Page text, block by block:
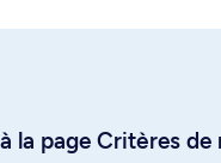
la page Critères